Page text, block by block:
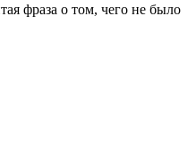
фраза о том, чего не было